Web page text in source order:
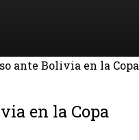
ante Bolivia en la Copa
en la Copa